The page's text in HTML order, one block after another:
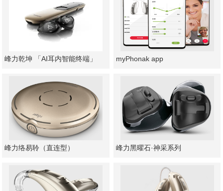
峰力乾坤 「AI耳内智能终端」 myPhonak app
峰力络易聆（直连型） 峰力黑曜石·神采系列